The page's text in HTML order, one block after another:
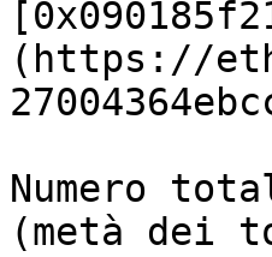
(https://
Numero
(metà dei